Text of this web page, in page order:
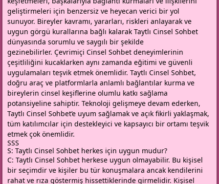
geliştirmeleri için benzersiz ve heyecan verici bir yol
sunuyor. Bireyler kavramı, yararları, riskleri anlayarak ve
uygun görgü kurallarına bağlı kalarak Taytlı Cinsel Sohbet
dünyasında sorumlu ve saygılı bir şekilde
gezinebilirler. Çevrimiçi Cinsel Sohbet deneyimlerinin
çeşitliliğini kucaklarken aynı zamanda eğitimi ve güvenli
uygulamaları teşvik etmek önemlidir. Taytlı Cinsel Sohbet,
doğru araç ve platformlarla anlamlı bağlantılar kurma ve
bireylerin cinsel keşiflerine olumlu katkı sağlama
potansiyeline sahiptir. Teknoloji gelişmeye devam ederken,
Taytlı Cinsel Sohbet’e uyum sağlamak ve açık fikirli yaklaşmak,
tüm katılımcılar için destekleyici ve kapsayıcı bir ortamı teşvik
etmek çok önemlidir.
SSS
S: Taytlı Cinsel Sohbet herkes için uygun mudur?
C: Taytlı Cinsel Sohbet herkese uygun olmayabilir. Bu kişisel
bir seçimdir ve kişiler bu tür konuşmalara ancak kendilerini
rahat ve rıza göstermiş hissettiklerinde girmelidir. Kişisel